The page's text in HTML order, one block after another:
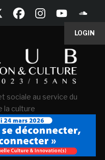
LOGIN
sociale au service du
la culture